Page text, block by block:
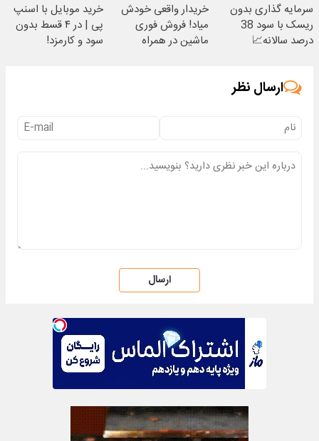
سرمایه گذاری بدون
ریسک با سود 38
درصد سالانه📈
خریدار واقعی خودش
میاد! فروش فوری
ماشین در همراه
خرید موبایل با اسنپ
پی | در ۴ قسط بدون
سود و کارمزد!
ارسال نظر
ارسال